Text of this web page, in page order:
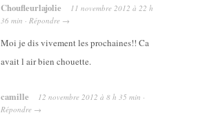
Choufleurlajolie 11 novembre 2012 à 22 h
36 min · Répondre →
Moi je dis vivement les prochaines!! Ca
avait l air bien chouette.
camille 12 novembre 2012 à 8 h 35 min ·
Répondre →